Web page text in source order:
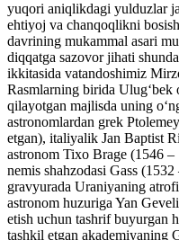
yuqori aniqlikdagi yulduzlar
ehtiyoj va chanqoqlikni
davrining mukammal asari
diqqatga sazovor jihati
ikkitasida vatandoshimiz
Rasmlarning birida
qilayotgan majlisda uning
astronomlardan grek
etgan), italiyalik Jan Baptist
astronom Tixo Brage (1546
nemis shahzodasi Gass
gravyurada Uraniyaning
astronom huzuriga Yan
etish uchun tashrif buyurgan
tashkil etgan akademiyaning